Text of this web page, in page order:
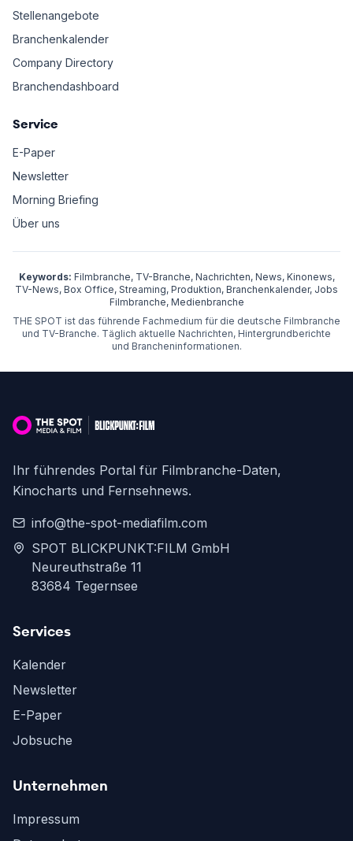
Stellenangebote
Branchenkalender
Company Directory
Branchendashboard
Service
E-Paper
Newsletter
Morning Briefing
Über uns
Keywords: Filmbranche, TV-Branche, Nachrichten, News, Kinonews,
TV-News, Box Office, Streaming, Produktion, Branchenkalender, Jobs
Filmbranche, Medienbranche
THE SPOT ist das führende Fachmedium für die deutsche Filmbranche
und TV-Branche. Täglich aktuelle Nachrichten, Hintergrundberichte
und Brancheninformationen.
Ihr führendes Portal für Filmbranche-Daten,
Kinocharts und Fernsehnews.
info@the-spot-mediafilm.com
SPOT BLICKPUNKT:FILM GmbH
Neureuthstraße 11
83684 Tegernsee
Services
Kalender
Newsletter
E-Paper
Jobsuche
Unternehmen
Impressum